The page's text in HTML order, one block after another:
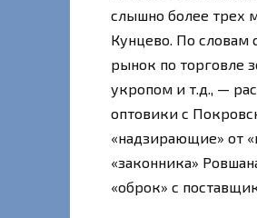
слышно более трех
Кунцево. По словам
рынок по торговле
укропом и т.д., —
оптовики с
«надзирающие» от
«законника»
«оброк» с